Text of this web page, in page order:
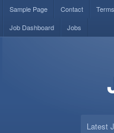
Sample Page Contact
Job Dashboard
Jobs
Latest